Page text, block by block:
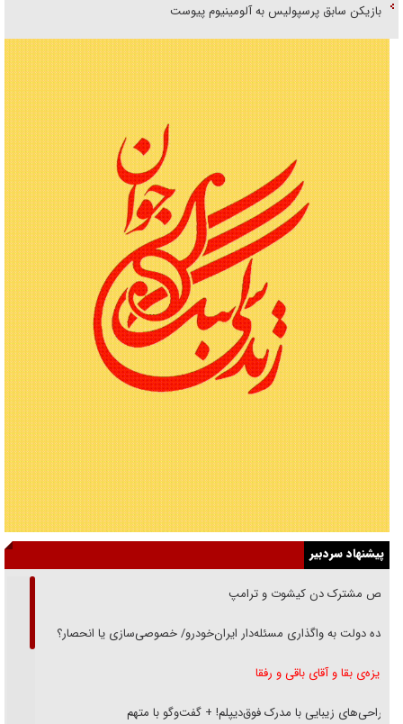
بازیکن سابق پرسپولیس به آلومینیوم پیوست
پیشنهاد سردبیر
رقص مشترک دن کیشوت و ترامپ
دنده دولت به واگذاری مسئله‌دار ایران‌خودرو/ خصوصی‌سازی یا انحصار؟
غریزه‌ی بقا و آقای باقی و رفقا
جراحی‌های زیبایی با مدرک فوق‌دیپلم! + گفت‌وگو با متهم